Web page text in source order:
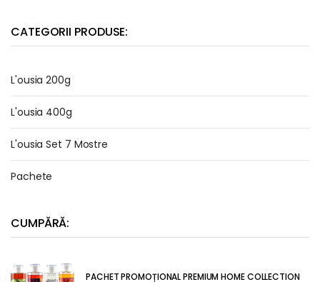
CATEGORII PRODUSE:
L'ousia 200g
L'ousia 400g
L'ousia Set 7 Mostre
Pachete
CUMPĂRĂ:
PACHET PROMOȚIONAL PREMIUM HOME COLLECTION